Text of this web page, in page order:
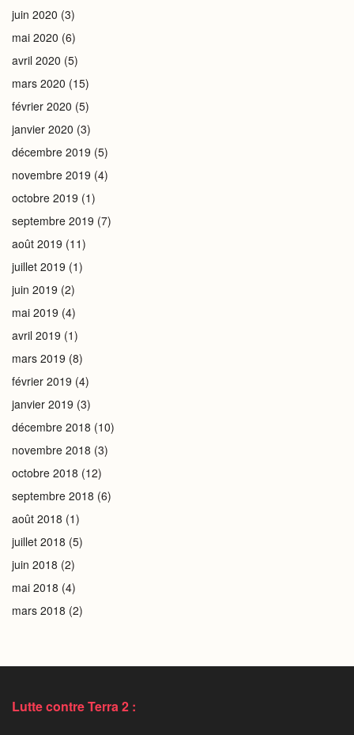
juin 2020 (3)
mai 2020 (6)
avril 2020 (5)
mars 2020 (15)
février 2020 (5)
janvier 2020 (3)
décembre 2019 (5)
novembre 2019 (4)
octobre 2019 (1)
septembre 2019 (7)
août 2019 (11)
juillet 2019 (1)
juin 2019 (2)
mai 2019 (4)
avril 2019 (1)
mars 2019 (8)
février 2019 (4)
janvier 2019 (3)
décembre 2018 (10)
novembre 2018 (3)
octobre 2018 (12)
septembre 2018 (6)
août 2018 (1)
juillet 2018 (5)
juin 2018 (2)
mai 2018 (4)
mars 2018 (2)
Lutte contre Terra 2 :